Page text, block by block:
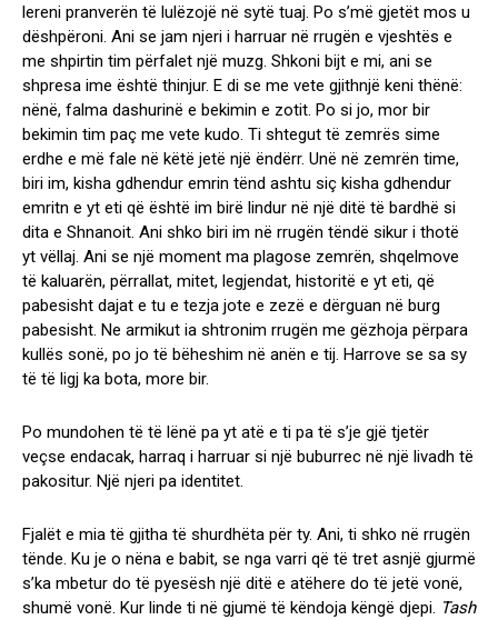
lereni pranverën të lulëzojë në sytë tuaj. Po s’më gjetët mos u
dëshpëroni. Ani se jam njeri i harruar në rrugën e vjeshtës e
me shpirtin tim përfalet një muzg. Shkoni bijt e mi, ani se
shpresa ime është thinjur. E di se me vete gjithnjë keni thënë:
nënë, falma dashurinë e bekimin e zotit. Po si jo, mor bir
bekimin tim paç me vete kudo. Ti shtegut të zemrës sime
erdhe e më fale në këtë jetë një ëndërr. Unë në zemrën time,
biri im, kisha gdhendur emrin tënd ashtu siç kisha gdhendur
emritn e yt eti që është im birë lindur në një ditë të bardhë si
dita e Shnanoit. Ani shko biri im në rrugën tëndë sikur i thotë
yt vëllaj. Ani se një moment ma plagose zemrën, shqelmove
të kaluarën, përrallat, mitet, legjendat, historitë e yt eti, që
pabesisht dajat e tu e tezja jote e zezë e dërguan në burg
pabesisht. Ne armikut ia shtronim rrugën me gëzhoja përpara
kullës sonë, po jo të bëheshim në anën e tij. Harrove se sa sy
të të ligj ka bota, more bir.
Po mundohen të të lënë pa yt atë e ti pa të s’je gjë tjetër
veçse endacak, harraq i harruar si një buburrec në një livadh të
pakositur. Një njeri pa identitet.
Fjalët e mia të gjitha të shurdhëta për ty. Ani, ti shko në rrugën
tënde. Ku je o nëna e babit, se nga varri që të tret asnjë gjurmë
s’ka mbetur do të pyesësh një ditë e atëhere do të jetë vonë,
shumë vonë. Kur linde ti në gjumë të këndoja këngë djepi. Tash